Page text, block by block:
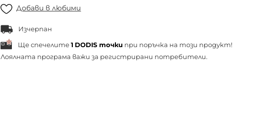
Добави в любими
Изчерпан
Ще спечелите 1 DODIS точки при поръчка на този продукт!
Лоялната програма важи за регистрирани потребители.